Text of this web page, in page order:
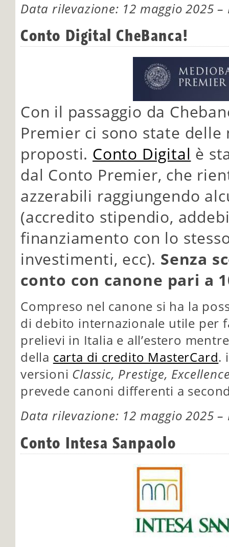
Data rilevazione: 12 maggio 2025 –
Conto Digital CheBanca!
Con il passaggio da
Premier ci sono state
proposti. Conto Digital è
dal Conto Premier, che
azzerabili raggiungendo
(accredito stipendio,
finanziamento con lo
investimenti, ecc). Senza
conto con canone pari a
Compreso nel canone si ha la
di debito internazionale utile per
prelievi in Italia e all’estero
della carta di credito MasterCard.
versioni Classic, Prestige,
prevede canoni differenti a
Data rilevazione: 12 maggio 2025 –
Conto Intesa Sanpaolo